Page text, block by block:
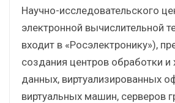
Научно-исследовательского
электронной вычислительной
входит в «Росэлектронику»),
создания центров обработки и
данных, виртуализированных
виртуальных машин, серверов